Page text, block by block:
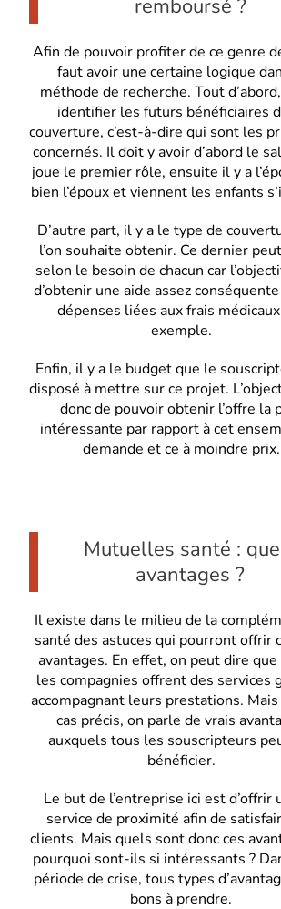
remboursé ?
Afin de pouvoir profiter de ce genre
faut avoir une certaine logique
méthode de recherche. Tout
identifier les futurs bénéficiaires
couverture, c’est-à-dire qui sont les
concernés. Il doit y avoir d’abord le
joue le premier rôle, ensuite il y a
bien l’époux et viennent les enfants
D’autre part, il y a le type de
l’on souhaite obtenir. Ce dernier
selon le besoin de chacun car
d’obtenir une aide assez
dépenses liées aux frais
exemple.
Enfin, il y a le budget que le
disposé à mettre sur ce projet.
donc de pouvoir obtenir l’offre la
intéressante par rapport à cet
demande et ce à moindre prix.
Mutuelles santé :
avantages ?
Il existe dans le milieu de la
santé des astuces qui pourront offrir
avantages. En effet, on peut dire
les compagnies offrent des services
accompagnant leurs prestations. Mais
cas précis, on parle de vrais
auxquels tous les souscripteurs
bénéficier.
Le but de l’entreprise ici est d’offrir
service de proximité afin de
clients. Mais quels sont donc ces
pourquoi sont-ils si intéressants ?
période de crise, tous types
bons à prendre.